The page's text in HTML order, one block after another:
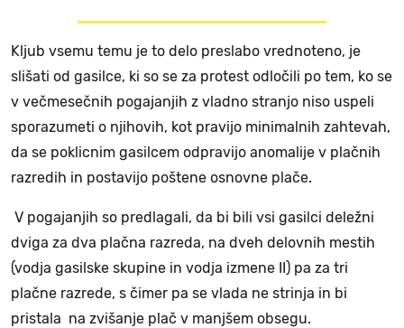
Kljub vsemu temu je to delo preslabo vrednoteno, je
slišati od gasilce, ki so se za protest odločili po tem, ko se
v večmesečnih pogajanjih z vladno stranjo niso uspeli
sporazumeti o njihovih, kot pravijo minimalnih zahtevah,
da se poklicnim gasilcem odpravijo anomalije v plačnih
razredih in postavijo poštene osnovne plače.
V pogajanjih so predlagali, da bi bili vsi gasilci deležni
dviga za dva plačna razreda, na dveh delovnih mestih
(vodja gasilske skupine in vodja izmene II) pa za tri
plačne razrede, s čimer pa se vlada ne strinja in bi
pristala na zvišanje plač v manjšem obsegu.